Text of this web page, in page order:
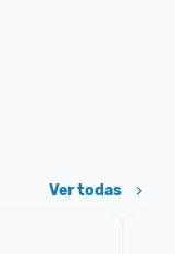
Ver todas